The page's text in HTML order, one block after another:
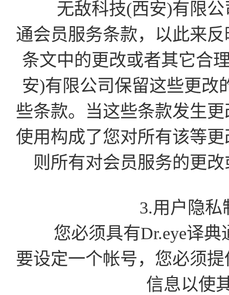
无敌科技(西安)有限公
通会员服务条款，以此来
条文中的更改或者其它合
安)有限公司保留这些更改
些条款。当这些条款发生
使用构成了您对所有该等
则所有对会员服务的更
3.用户隐私
您必须具有Dr.eye译典
要设定一个帐号，您必须
信息以使